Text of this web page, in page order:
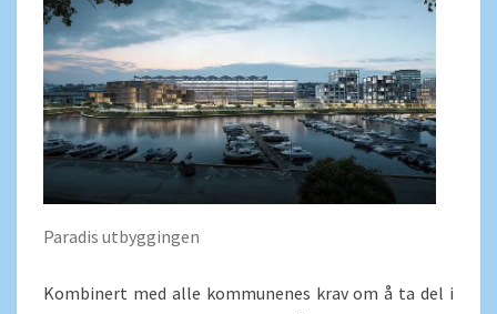
Paradis utbyggingen
Kombinert med alle kommunenes krav om å ta del i